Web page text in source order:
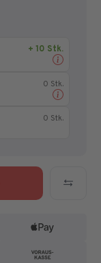
+ 10 Stk.
0 Stk.
0 Stk.